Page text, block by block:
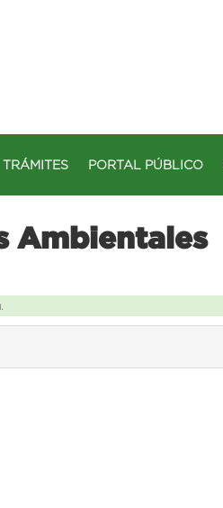
TRÁMITES PORTAL PÚBLICO
Ambientales